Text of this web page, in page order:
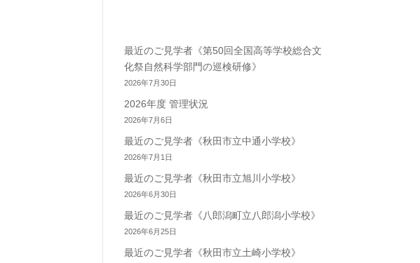
最近のご見学者《第50回全国高等学校総合文
化祭自然科学部門の巡検研修》
2026年7月30日
2026年度 管理状況
2026年7月6日
最近のご見学者《秋田市立中通小学校》
2026年7月1日
最近のご見学者《秋田市立旭川小学校》
2026年6月30日
最近のご見学者《八郎潟町立八郎潟小学校》
2026年6月25日
最近のご見学者《秋田市立土崎小学校》